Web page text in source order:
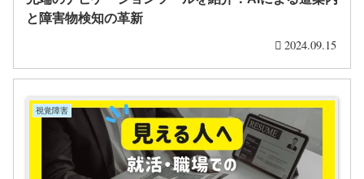
と障害物検知の革新
2024.09.15
視覚障害